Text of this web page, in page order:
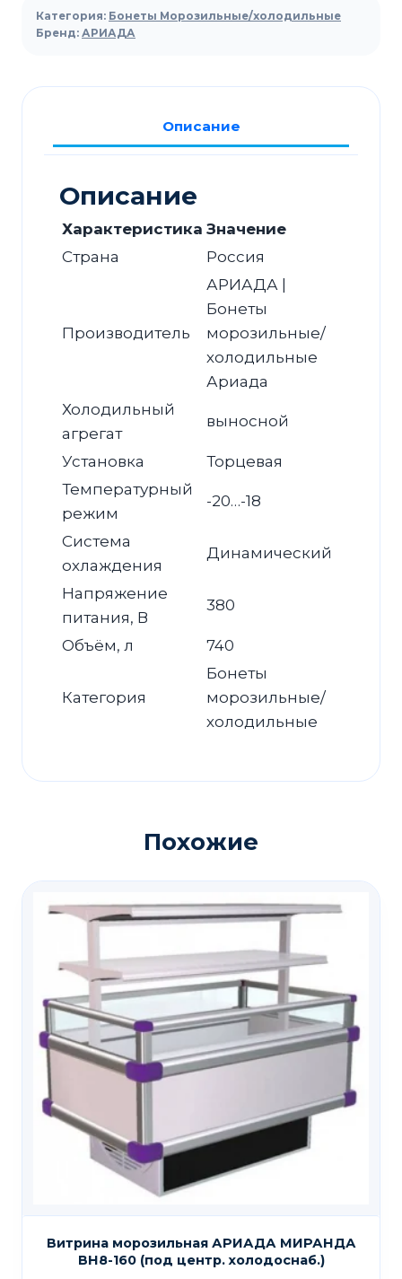
морозильная
АРИАДА
ВН18-
230
Категория: Бонеты Морозильные/холодильные
Бренд: АРИАДА
Описание
Описание
Характеристика Значение
Страна
Россия
Производитель
АРИАДА |
Бонеты
морозильные/
холодильные
Ариада
Холодильный
агрегат
выносной
Установка
Торцевая
Температурный
режим
-20…-18
Система
охлаждения
Динамический
Напряжение
питания, В
380
Объём, л 740
Категория
Бонеты
морозильные/
холодильные
Похожие
Витрина морозильная АРИАДА МИРАНДА
ВН8-160 (под центр. холодоснаб.)